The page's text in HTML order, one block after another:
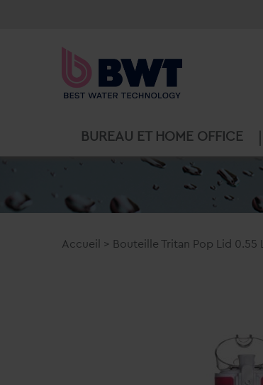
BUREAU ET HOME OFFICE
Accueil > Bouteille Tritan Pop Lid 0.55 L